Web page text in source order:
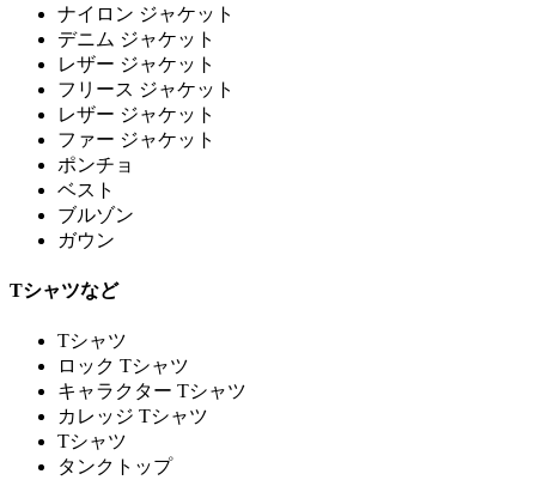
ナイロン ジャケット
デニム ジャケット
レザー ジャケット
フリース ジャケット
レザー ジャケット
ファー ジャケット
ポンチョ
ベスト
ブルゾン
ガウン
Tシャツなど
Tシャツ
ロック Tシャツ
キャラクター Tシャツ
カレッジ Tシャツ
Tシャツ
タンクトップ